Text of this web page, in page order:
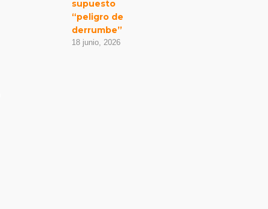
supuesto
“peligro de
derrumbe”
18 junio, 2026